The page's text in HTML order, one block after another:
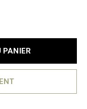
PANIER